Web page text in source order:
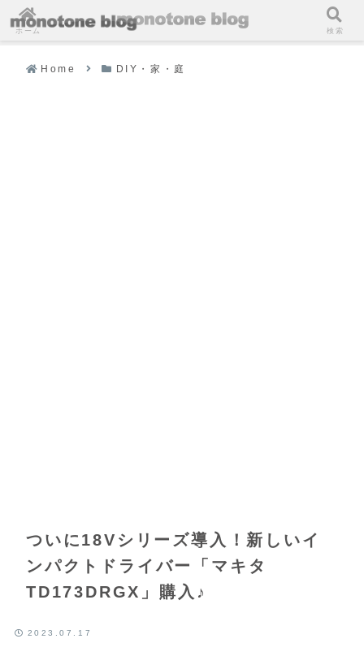
Home DIY・家・庭
ついに18Vシリーズ導入！新しいイ
ンパクトドライバー「マキタ
TD173DRGX」購入♪
2023.07.17
ホーム 検索